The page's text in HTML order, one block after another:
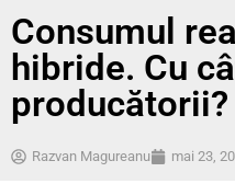
Consumul
hibride. Cu
producătorii?
Razvan Magureanu mai 23,